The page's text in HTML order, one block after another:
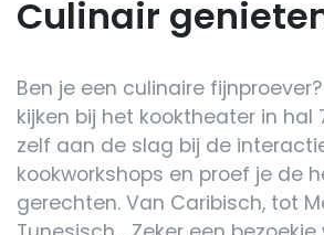
Culinair
Ben je een culinaire
kijken bij het kooktheater in hal
zelf aan de slag bij de
kookworkshops en proef je de
gerechten. Van Caribisch, tot